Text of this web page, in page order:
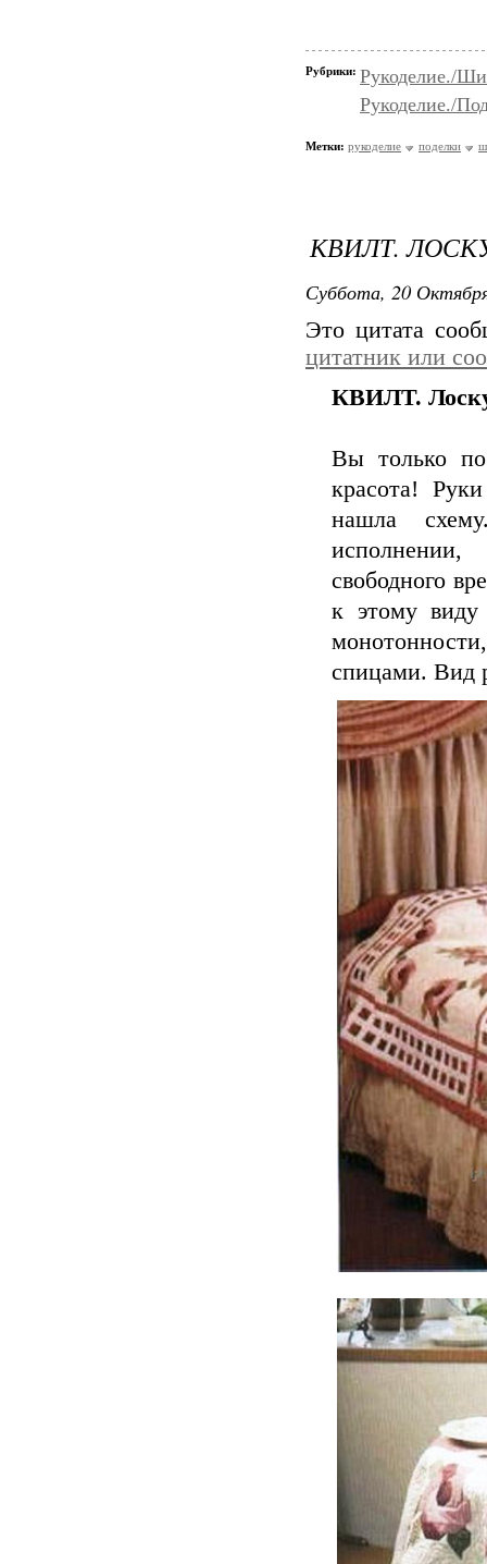
Рубрики: Рукоделие./
Рукоделие./
Метки: рукоделие поделки
КВИЛТ.
Суббота, 20
Это цитата
цитатник или
КВИЛТ.
Вы только
красота!
нашла
свободного
к этому виду
спицами. Вид